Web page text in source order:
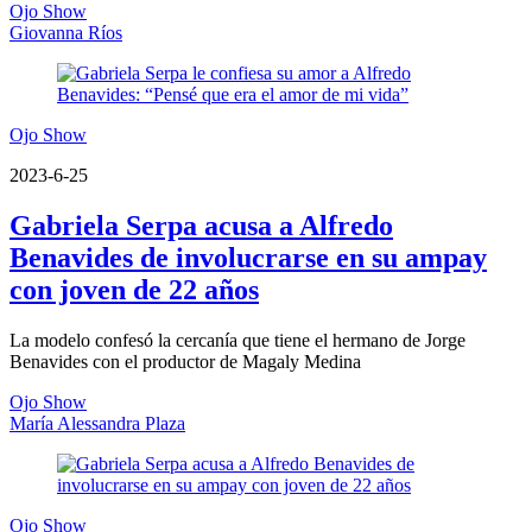
Ojo Show
Giovanna Ríos
Ojo Show
2023-6-25
Gabriela Serpa acusa a Alfredo
Benavides de involucrarse en su ampay
con joven de 22 años
La modelo confesó la cercanía que tiene el hermano de Jorge
Benavides con el productor de Magaly Medina
Ojo Show
María Alessandra Plaza
Ojo Show